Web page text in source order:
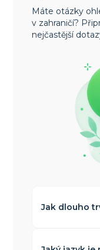
Máte otázky
v zahraničí?
nejčastější
Jak dlouho